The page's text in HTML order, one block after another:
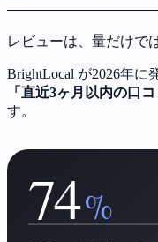
レビューは、量だけで
BrightLocal が2026年に
「直近3ヶ月以内の口
す。
74%